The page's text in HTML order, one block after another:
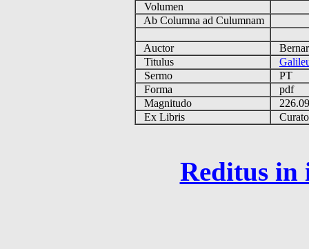
Volumen
Ab Columna ad Culumnam
Auctor
Titulus
Sermo
PT
Forma
pdf
Magnitudo
Ex Libris
Reditus in